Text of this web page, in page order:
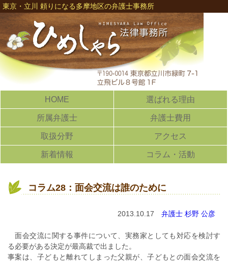
東京・立川 頼りになる多摩地区の弁護士事務所
HOME 選ばれる理由
所属弁護士 弁護士費用
取扱分野 アクセス
新着情報 コラム・活動
コラム28：面会交流は誰のために
2013.10.17 弁護士 杉野 公彦
面会交流に関する事件について、実務家としても対応を検討す
る必要がある決定が最高裁で出ました。
事案は、子どもと離れてしまった父親が、子どもとの面会交流を